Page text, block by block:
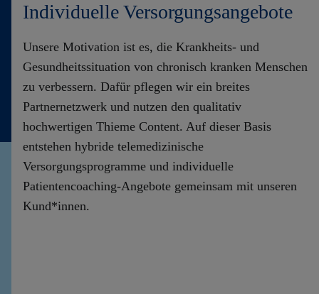
Individuelle Versorgungsangebote
Unsere Motivation ist es, die Krankheits- und
Gesundheitssituation von chronisch kranken Menschen
zu verbessern. Dafür pflegen wir ein breites
Partnernetzwerk und nutzen den qualitativ
hochwertigen Thieme Content. Auf dieser Basis
entstehen hybride telemedizinische
Versorgungsprogramme und individuelle
Patientencoaching-Angebote gemeinsam mit unseren
Kund*innen.